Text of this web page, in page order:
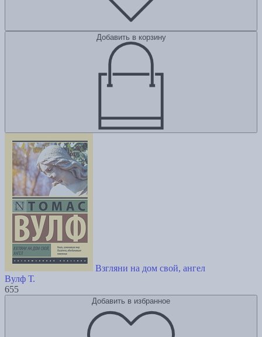
Добавить в корзину
Взгляни на дом свой, ангел
Вулф Т.
655
Добавить в избранное